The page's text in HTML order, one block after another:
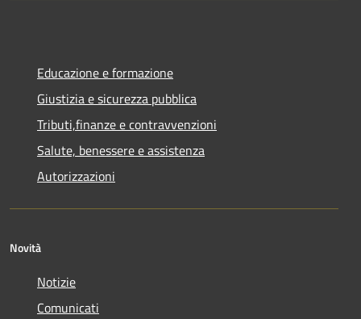
Educazione e formazione
Giustizia e sicurezza pubblica
Tributi,finanze e contravvenzioni
Salute, benessere e assistenza
Autorizzazioni
Novità
Notizie
Comunicati